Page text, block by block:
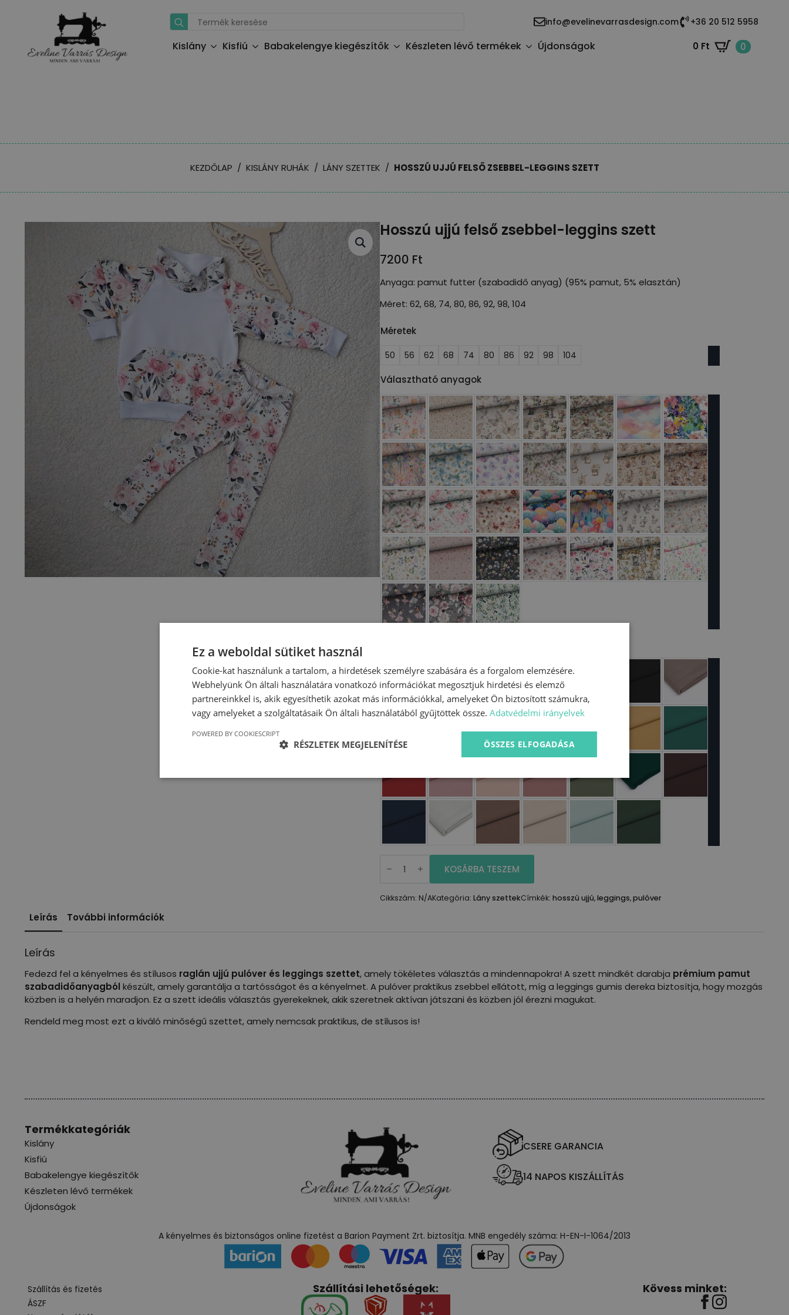
Search
for:
info@evelinevarrasdesign.com +36 20 512 5958
Kislány Kisfiú Babakelengye kiegészítők Készleten lévő termékek Újdonságok 0 Ft 0
KEZDŐLAP KISLÁNY RUHÁK LÁNY SZETTEK HOSSZÚ UJJÚ FELSŐ ZSEBBEL-LEGGINS SZETT
Hosszú ujjú felső zsebbel-leggins szett
7200 Ft
Anyaga: pamut futter (szabadidő anyag) (95% pamut, 5% elasztán)
Méret: 62, 68, 74, 80, 86, 92, 98, 104
Méretek
50 56 62 68 74 80 86 92 98 104
Választható anyagok
ujjú
leggins
szett
KOSÁRBA TESZEM
Cikkszám: N/AKategória: Lány szettekCímkék: hosszú ujjú,leggings,pulóver
Leírás További információk
Leírás
Fedezd fel a kényelmes és stílusos raglán ujjú pulóver és leggings szettet, amely tökéletes választás a mindennapokra! A szett mindkét darabja prémium pamut
szabadidőanyagból készült, amely garantálja a tartósságot és a kényelmet. A pulóver praktikus zsebbel ellátott, míg a leggings gumis dereka biztosítja, hogy mozgás
közben is a helyén maradjon. Ez a szett ideális választás gyerekeknek, akik szeretnek aktívan játszani és közben jól érezni magukat.
Rendeld meg most ezt a kiváló minőségű szettet, amely nemcsak praktikus, de stílusos is!
Termékkategóriák
Kislány
Kisfiú
Babakelengye kiegészítők
Készleten lévő termékek
Újdonságok
CSERE GARANCIA
14 NAPOS KISZÁLLÍTÁS
A kényelmes és biztonságos online fizetést a Barion Payment Zrt. biztosítja. MNB engedély száma: H-EN-I-1064/2013
Szállítás és fizetés
ÁSZF
Szállítási lehetőségek: Kövess minket:
Ez a weboldal sütiket használ
Cookie-kat használunk a tartalom, a hirdetések személyre szabására és a forgalom elemzésére.
Webhelyünk Ön általi használatára vonatkozó információkat megosztjuk hirdetési és elemző
partnereinkkel is, akik egyesíthetik azokat más információkkal, amelyeket Ön biztosított számukra,
vagy amelyeket a szolgáltatásaik Ön általi használatából gyűjtöttek össze. Adatvédelmi irányelvek
ÖSSZES ELFOGADÁSA
RÉSZLETEK MEGJELENÍTÉSE
POWERED BY COOKIESCRIPT